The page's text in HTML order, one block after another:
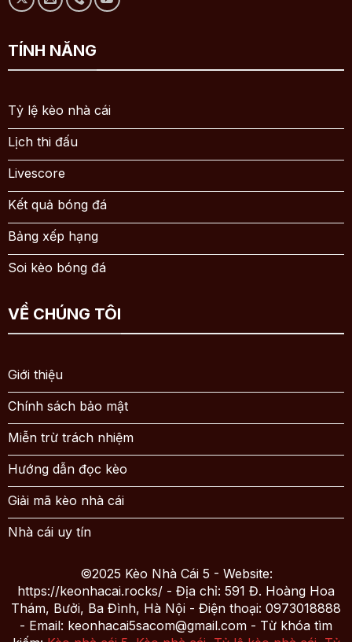
TÍNH NĂNG
Tỷ lệ kèo nhà cái
Lịch thi đấu
Livescore
Kết quả bóng đá
Bảng xếp hạng
Soi kèo bóng đá
VỀ CHÚNG TÔI
Giới thiệu
Chính sách bảo mật
Miễn trừ trách nhiệm
Hướng dẫn đọc kèo
Giải mã kèo nhà cái
Nhà cái uy tín
©2025 Kèo Nhà Cái 5 - Website:
https://keonhacai.rocks/ - Địa chỉ: 591 Đ. Hoàng Hoa
Thám, Bưởi, Ba Đình, Hà Nội - Điện thoại: 0973018888
- Email: keonhacai5sacom@gmail.com - Từ khóa tìm